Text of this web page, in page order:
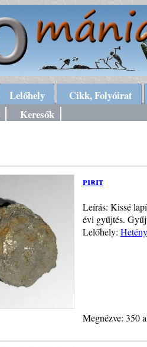
Lelőhely
Cikk, Folyóirat
Keresők
pirit
Leírás: Kissé
évi gyűjtés.
Lelőhely:
Megnézve: 350